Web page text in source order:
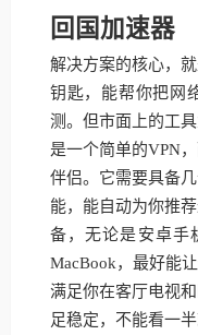
回国加速器
解决方案的核心，
钥匙，能帮你把网
测。但市面上的工
是一个简单的VPN
伴侣。它需要具备
能，能自动为你推
备，无论是安卓手
MacBook，最好能
满足你在客厅电视
足稳定，不能看一